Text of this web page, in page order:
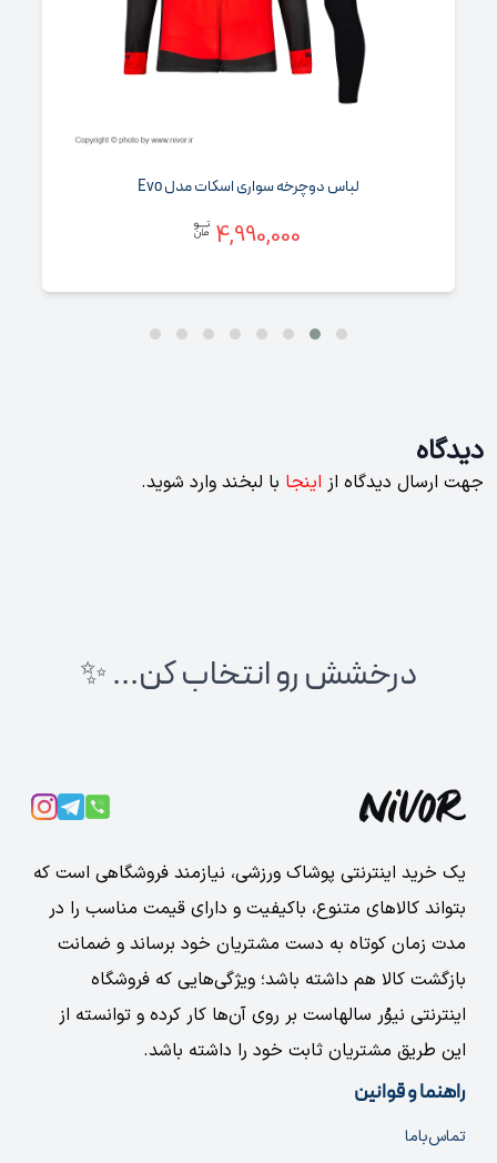
لباس دوچرخه سواری اسکات مدل Evo
4,990,000
دیدگاه
جهت ارسال دیدگاه از اینجا با لبخند وارد شوید.
درخشش رو انتخاب کن... ✨
یک خرید اینترنتی پوشاک ورزشی، نیازمند فروشگاهی است که
بتواند کالاهای متنوع، باکیفیت و دارای قیمت مناسب را در
مدت زمان کوتاه به دست مشتریان خود برساند و ضمانت
بازگشت کالا هم داشته باشد؛ ویژگی‌هایی که فروشگاه
اینترنتی نیوُر سالهاست بر روی آن‌ها کار کرده و توانسته از
این طریق مشتریان ثابت خود را داشته باشد.
راهنما و قوانین
تماس‌با‌ما